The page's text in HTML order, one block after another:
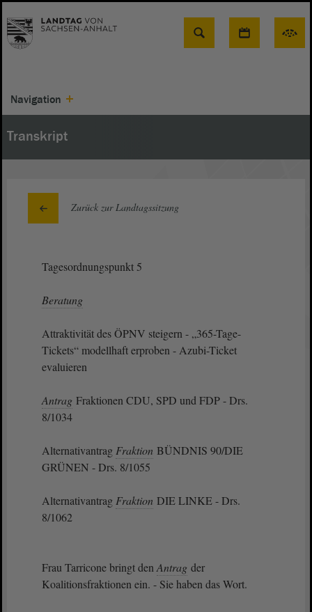
Suche
Navigation
Transkript
Zurück zur Landtagssitzung
Tagesordnungspunkt 5
Beratung
Attraktivität des ÖPNV steigern - „365-Tage-
Tickets“ modellhaft erproben - Azubi-Ticket
evaluieren
Antrag Fraktionen CDU, SPD und FDP - Drs.
8/1034
Alternativantrag Fraktion BÜNDNIS 90/DIE
GRÜNEN - Drs. 8/1055
Alternativantrag Fraktion DIE LINKE - Drs.
8/1062
Frau Tarricone bringt den Antrag der
Koalitionsfraktionen ein. - Sie haben das Wort.